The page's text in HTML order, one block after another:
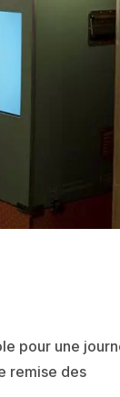
pour une
remise des